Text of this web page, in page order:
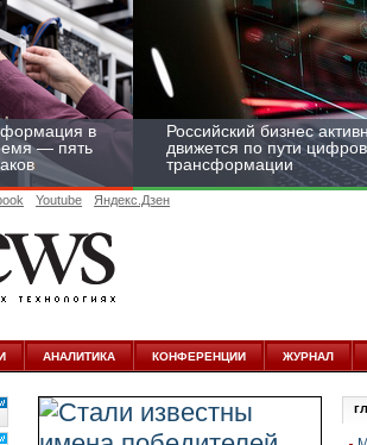
в
— пять
Российский бизнес
движется по пути
трансформации
со
Youtube Яндекс.Дзен
АНАЛИТИКА КОНФЕРЕНЦИИ ЖУРНАЛ